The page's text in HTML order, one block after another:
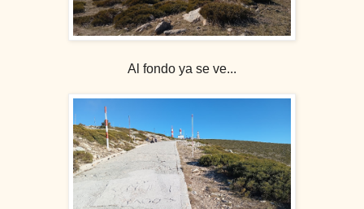
Al fondo ya se ve...